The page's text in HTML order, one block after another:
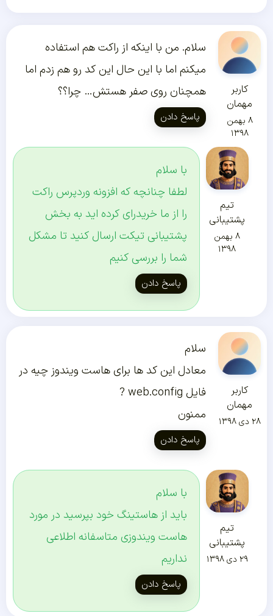
کاربر
مهمان
۸ بهمن
۱۳۹۸
سلام. من با اینکه از راکت هم استفاده
میکنم اما با این حال این کد رو هم زدم اما
همچنان روی صفر هستش… چرا؟؟
پاسخ دادن
تیم
پشتیبانی
۸ بهمن
۱۳۹۸
با سلام
لطفا چنانچه که افزونه وردپرس راکت
را از ما خریدرای کرده اید به بخش
پشتیبانی تیکت ارسال کنید تا مشکل
شما را بررسی کنیم
پاسخ دادن
کاربر
مهمان
۲۸ دی ۱۳۹۸
سلام
معادل این کد ها برای هاست ویندوز چیه در
فایل web.config ?
ممنون
پاسخ دادن
تیم
پشتیبانی
۲۹ دی ۱۳۹۸
با سلام
باید از هاستینگ خود بپرسید در مورد
هاست ویندوزی متاسفانه اطلاعی
نداریم
پاسخ دادن